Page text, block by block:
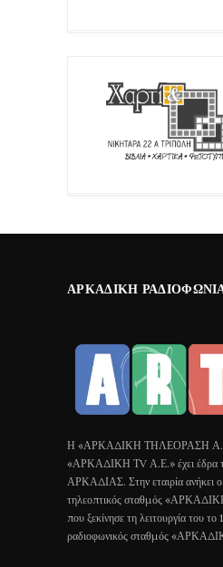
ΑΡΚΑΔΙΚΉ
Η «ΑΡΚΑΔΙΚΗ ΤΗΛΕΟΡΑΣΗ Α.Ε»
«ΑΡΚΑΔΙΚΗ ΤV Α.Ε.» έχει έδρα
ΑΡΚΑΔΙΑΣ. Στην εταιρία ανήκει ο
τηλεοπτικός σταθμός
που ξεκίνησε τη λειτουργία του
ραδιοφωνικός σταθμός